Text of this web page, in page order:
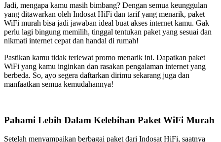
Jadi, mengapa kamu masih bimbang? Dengan semua keunggulan
yang ditawarkan oleh Indosat HiFi dan tarif yang menarik, paket
WiFi murah bisa jadi jawaban ideal buat akses internet kamu. Gak
perlu lagi bingung memilih, tinggal tentukan paket yang sesuai dan
nikmati internet cepat dan handal di rumah!
Pastikan kamu tidak terlewat promo menarik ini. Dapatkan paket
WiFi yang kamu inginkan dan rasakan pengalaman internet yang
berbeda. So, ayo segera daftarkan dirimu sekarang juga dan
manfaatkan semua kemudahannya!
Pahami Lebih Dalam Kelebihan Paket WiFi Murah
Setelah menyampaikan berbagai paket dari Indosat HiFi, saatnya